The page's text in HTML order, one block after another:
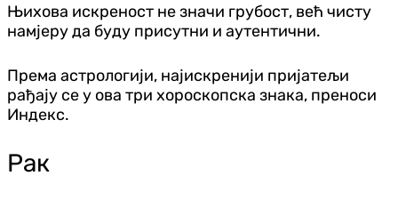
Њихова искреност не значи грубост, већ чисту
намјеру да буду присутни и аутентични.
Према астрологији, најискренији пријатељи
рађају се у ова три хороскопска знака, преноси
Индекс.
Рак